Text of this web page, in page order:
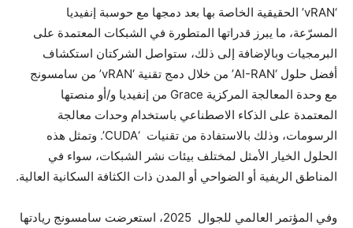
‘vRAN’ الحقيقية الخاصة بها بعد دمجها مع حوسبة إنفيديا
المسرّعة، ما يبرز قدراتها المتطورة في الشبكات المعتمدة على
البرمجيات وبالإضافة إلى ذلك، ستواصل الشركتان استكشاف
أفضل حلول ‘AI-RAN’ من خلال دمج تقنية ‘vRAN’ من سامسونج
مع وحدة المعالجة المركزية Grace من إنفيديا و/أو منصتها
المعتمدة على الذكاء الاصطناعي باستخدام وحدات معالجة
الرسومات، وذلك بالاستفادة من تقنيات ‘CUDA’. وتمثل هذه
الحلول الخيار الأمثل لمختلف بيئات نشر الشبكات، سواء في
المناطق الريفية أو الضواحي أو المدن ذات الكثافة السكانية العالية.
وفي المؤتمر العالمي للجوال 2025، استعرضت سامسونج ريادتها